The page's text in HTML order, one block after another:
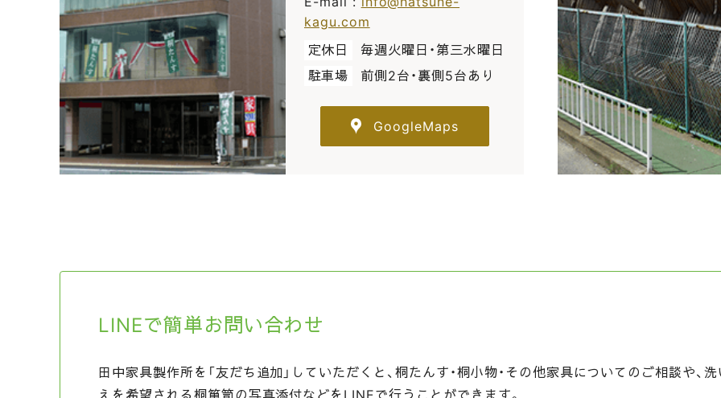
kagu.com
定休日
毎週火曜日・第三水曜日
駐車場
前側2台・裏側5台あり
GoogleMaps
LINEで簡単お問い合わせ
田中家具製作所を「友だち追加」していただくと、桐たんす・桐小物・その他家具についてのご相談や、